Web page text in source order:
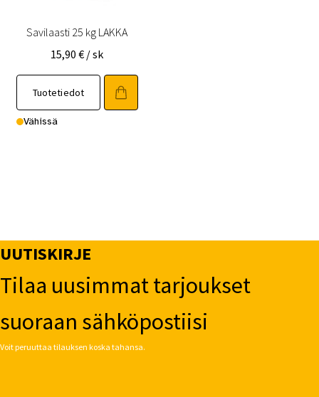
Savilaasti 25 kg LAKKA
15,90€ / sk
Tuotetiedot
Vähissä
UUTISKIRJE
Tilaa uusimmat tarjoukset
suoraan sähköpostiisi
Voit peruuttaa tilauksen koska tahansa.